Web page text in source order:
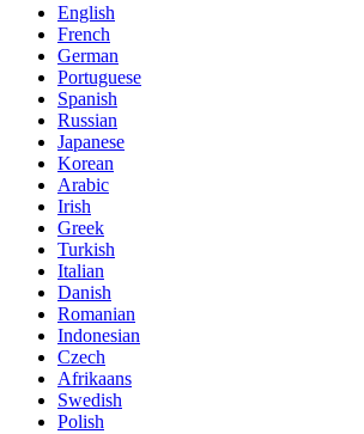
English
French
German
Portuguese
Spanish
Russian
Japanese
Korean
Arabic
Irish
Greek
Turkish
Italian
Danish
Romanian
Indonesian
Czech
Afrikaans
Swedish
Polish